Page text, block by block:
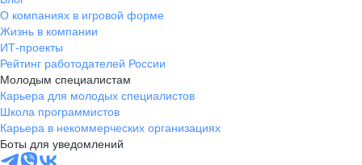
О компаниях в игровой форме
Жизнь в компании
ИТ-проекты
Рейтинг работодателей России
Молодым специалистам
Карьера для молодых специалистов
Школа программистов
Карьера в некоммерческих организациях
Боты для уведомлений